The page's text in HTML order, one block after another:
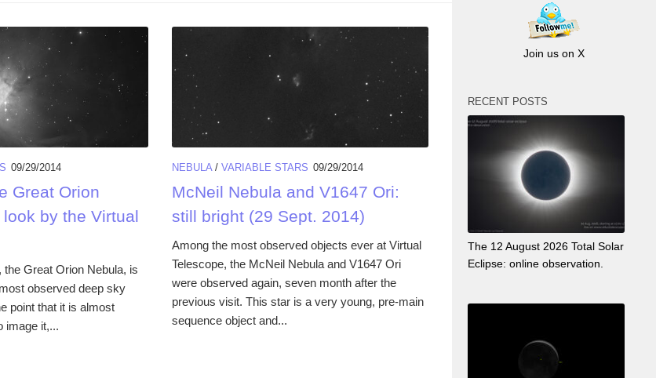
09/29/2014
Great Orion
by the Virtual
Great Orion Nebula, is
observed deep sky
point that it is almost
image it,...
NEBULA / VARIABLE STARS 09/29/2014
McNeil Nebula and V1647 Ori:
still bright (29 Sept. 2014)
Among the most observed objects ever at Virtual
Telescope, the McNeil Nebula and V1647 Ori
were observed again, seven month after the
previous visit. This star is a very young, pre-main
sequence object and...
Join us on X
RECENT POSTS
The 12 August 2026 Total Solar
Eclipse: online observation.